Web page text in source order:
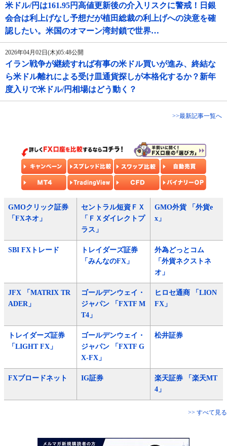
米ドル/円は161.95円高値更新後の介入リスクに警戒！日銀
会合は利上げなし予想だが植田総裁の利上げへの決意を確
認したい。米国のオマーン湾封鎖で世界…
2026年04月02日(木)05:48公開
イラン戦争が継続すれば有事の米ドル買いが進み、終結な
ら米ドル離れによる受け皿通貨探しが本格化するか？新年
度入りで米ドル/円相場はどう動く？
>>最新記事一覧へ
GMOクリック証券
「FXネオ」
セントラル短資ＦＸ
「ＦＸダイレクトプ
ラス」
GMO外貨 「外貨e
x」
SBI FXトレード
トレイダーズ証券
「みんなのFX」
外為どっとコム
「外貨ネクストネ
オ」
JFX 「MATRIX TR
ADER」
ゴールデンウェイ・
ジャパン 「FXTF M
T4」
ヒロセ通商 「LION
FX」
トレイダーズ証券
「LIGHT FX」
ゴールデンウェイ・
ジャパン 「FXTF G
X-FX」
松井証券
FXブロードネット IG証券
楽天証券 「楽天MT
4」
>> すべて見る